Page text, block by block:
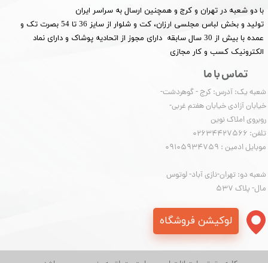
با دو شعبه در تهران و کرج و همچنین ارسال به سراسر ایران
تولید و بخش لباس مجلسی ارزان، کت و شلوار از سایز 36 تا 54 بصرت تک و
عمده با بیش از 30 سال سابقه دارای مجوز از اتحادیه پوشاک و دارای نماد
الکترونیک کسب و کار مجازی
تماس با ما
شعبه یک: آدرس: کرج - گوهردشت-
خیابان آزادی خیابان هفتم غربی-
روبروی املاک نوین
​​​​​​​تلفن: 02634427566
موبایل ادمین : 09105934759
شعبه دو: تهران-نازی آباد- لوتوس
مال- پلاک 537
لوکیشن فروشگاه